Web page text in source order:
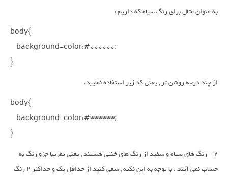
به عنوان مثال برای رنگ سیاه که داریم :
body{
    background-color:#000000;
}
از چند درجه روشن تر , یعنی کد زیر استفاده نمایید.
body{
    background-color:#333333;
}
2 – رنگ های سیاه و سفید از رنگ های خنثی هستند , یعنی تقریبا جزو رنگ به
حساب نمی آیند . با توجه به این نکته , سعی کنید از حداقل یک و حداکثر 2 رنگ